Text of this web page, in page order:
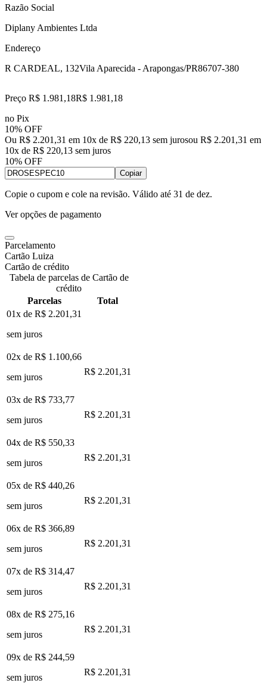
Razão Social
Diplany Ambientes Ltda
Endereço
R CARDEAL, 132Vila Aparecida - Arapongas/PR86707-380
Preço R$ 1.981,18R$ 1.981 ,18
no Pix
10% OFF
Ou R$ 2.201,31 em 10x de R$ 220,13 sem jurosou R$ 2.201,31 em
10x de R$ 220,13 sem juros
10% OFF
Copiar
Copie o cupom e cole na revisão. Válido até 31 de dez.
Ver opções de pagamento
Parcelamento
Cartão Luiza
Cartão de crédito
Tabela de parcelas de Cartão de
crédito
Parcelas
Total
01x de R$ 2.201,31
sem juros
02x de R$ 1.100,66
sem juros
R$ 2.201,31
03x de R$ 733,77
sem juros
R$ 2.201,31
04x de R$ 550,33
sem juros
R$ 2.201,31
05x de R$ 440,26
sem juros
R$ 2.201,31
06x de R$ 366,89
sem juros
R$ 2.201,31
07x de R$ 314,47
sem juros
R$ 2.201,31
08x de R$ 275,16
sem juros
R$ 2.201,31
09x de R$ 244,59
sem juros
R$ 2.201,31